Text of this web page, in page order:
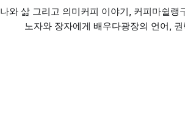
나와 삶 그리고 의미커피 이야기, 커피마쉴랭
노자와 장자에게 배우다광장의 언어,